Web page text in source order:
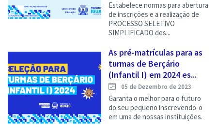
Estabelece normas para abertura
de inscrições e a realização de
PROCESSO SELETIVO
SIMPLIFICADO des...
As pré-matrículas para as
turmas de Berçário
(Infantil I) em 2024 es...
05 de Dezembro de 2023
Garanta o melhor para o futuro
do seu pequeno inscrevendo-o
em uma de nossas instituições.